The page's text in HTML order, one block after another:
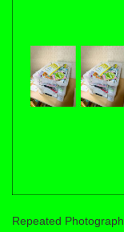
Repeated Photograph